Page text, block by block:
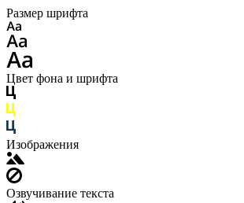
Размер шрифта
Цвет фона и шрифта
Изображения
Озвучивание текста